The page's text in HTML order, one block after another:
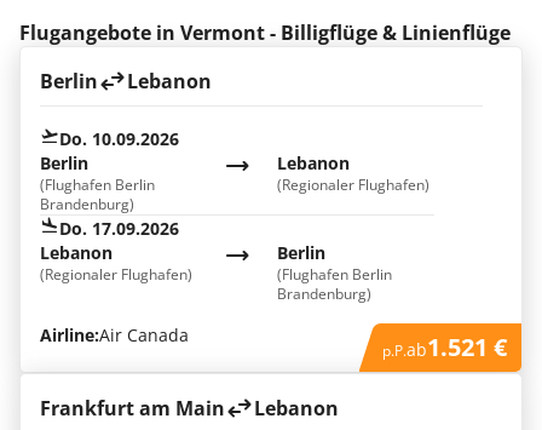
Flugangebote in Vermont - Billigflüge & Linienflüge
Berlin
Lebanon
Do. 10.09.2026
Berlin
(Flughafen Berlin
Brandenburg)
Lebanon
(Regionaler Flughafen)
Do. 17.09.2026
Berlin
(Flughafen Berlin
Brandenburg)
Lebanon
(Regionaler Flughafen)
Airline:Air Canada
p.P.ab1.521 €
Frankfurt am Main Lebanon